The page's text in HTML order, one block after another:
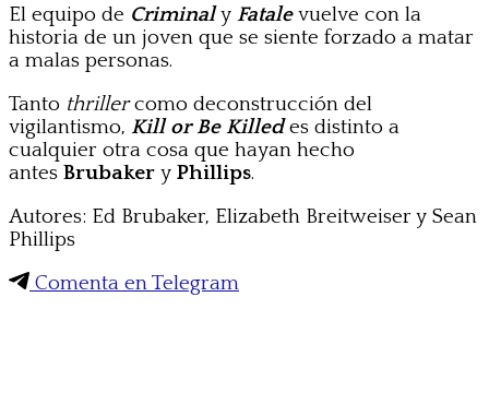
El equipo de Criminaly Fatalevuelve con la
historia de un joven que se siente forzado a matar
a malas personas.
Tanto thrillercomo deconstrucción del
vigilantismo, Kill or Be Killed es distinto a
cualquier otra cosa que hayan hecho
antes Brubaker y Phillips.
Autores: Ed Brubaker, Elizabeth Breitweiser y Sean
Phillips
Comenta en Telegram